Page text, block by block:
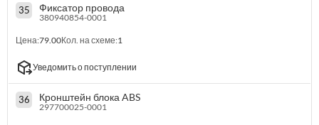
35 Фиксатор провода
380940854-0001
Цена:79.00Кол. на схеме:1
Уведомить о поступлении
36 Кронштейн блока ABS
297700025-0001